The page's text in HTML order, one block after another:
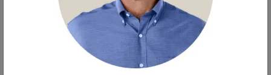
유익한 화합물을 그대로 보존할 수 있다
러드나 버거에 얇게 썬 빨간 양파를 넣으면
바삭한 식감과 건강 증진 효과를 동시에 얻